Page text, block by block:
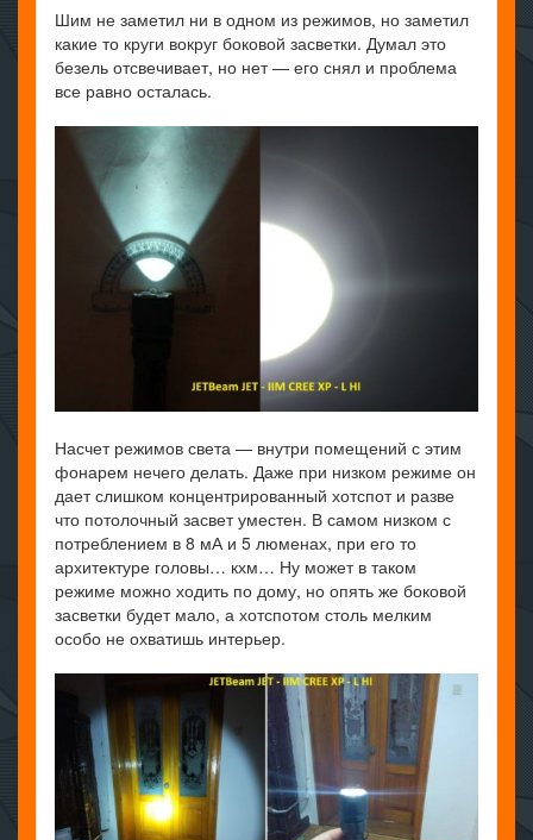
Шим не заметил ни в одном из режимов, но заметил
какие то круги вокруг боковой засветки. Думал это
безель отсвечивает, но нет — его снял и проблема
все равно осталась.
Насчет режимов света — внутри помещений с этим
фонарем нечего делать. Даже при низком режиме он
дает слишком концентрированный хотспот и разве
что потолочный засвет уместен. В самом низком с
потреблением в 8 мА и 5 люменах, при его то
архитектуре головы… кхм… Ну может в таком
режиме можно ходить по дому, но опять же боковой
засветки будет мало, а хотспотом столь мелким
особо не охватишь интерьер.